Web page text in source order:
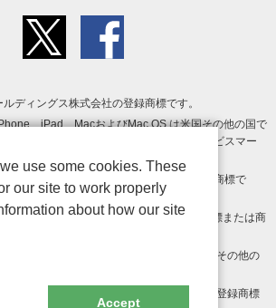
ディングス株式会社の登録商標です。
、iPad、MacおよびMac OS は米国その他の国で
商標です。App Store は Apple Inc. のサービスマー
および Google Play ロゴ は Google LLC の商標で
の米国およびその他の国における登録商標または商
、Adobe PDF は、Adobe Inc.の米国およびその他の
会社名、商品名、ロゴは各社の商標または登録商標
use some cookies. These
our site to work properly
about how our site
Accept